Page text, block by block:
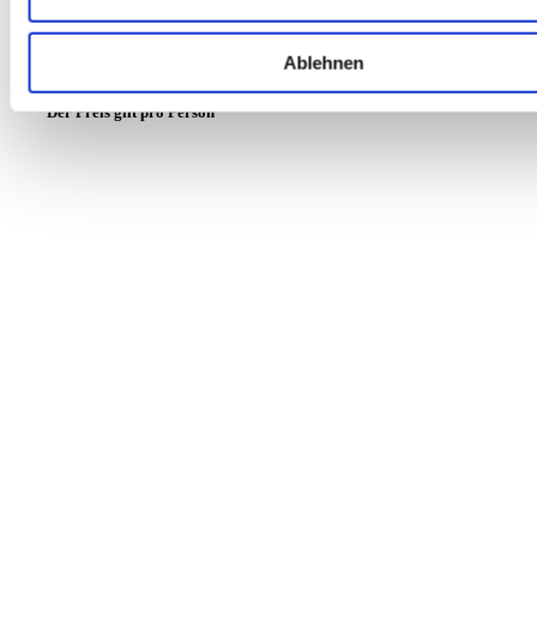
Ablehnen
Eure Aufgabeistes, das Versteck der Rose zu finden, damit
dem macht, was es einst mal war.
Der Preis gilt pro Person